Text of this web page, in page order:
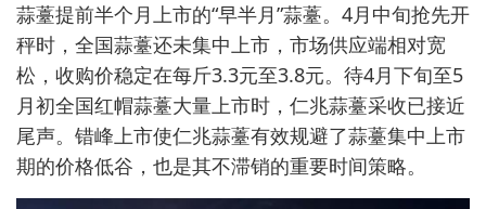
蒜薹提前半个月上市的“早半月”蒜薹。4月中旬抢先开
秤时，全国蒜薹还未集中上市，市场供应端相对宽
松，收购价稳定在每斤3.3元至3.8元。待4月下旬至5
月初全国红帽蒜薹大量上市时，仁兆蒜薹采收已接近
尾声。错峰上市使仁兆蒜薹有效规避了蒜薹集中上市
期的价格低谷，也是其不滞销的重要时间策略。